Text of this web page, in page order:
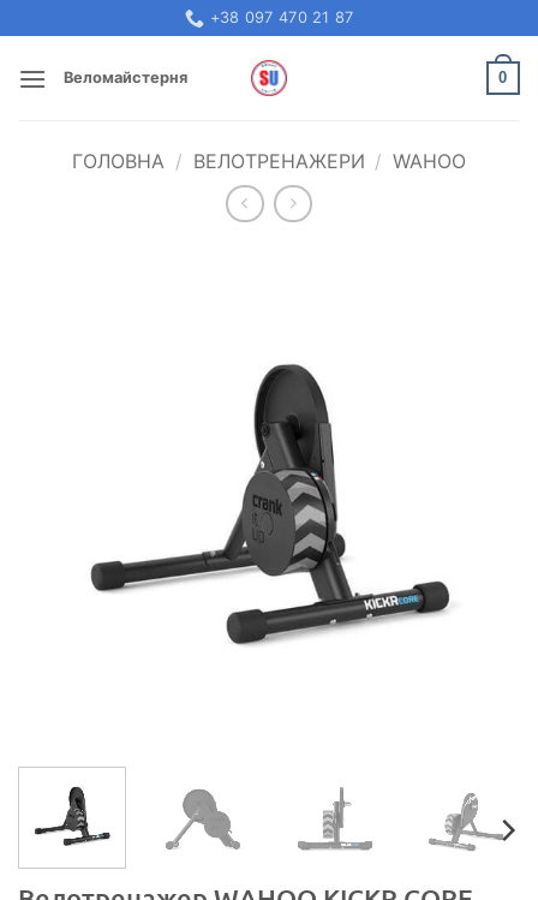
to
content
+38 097 470 21 87
Веломайстерня 0
ГОЛОВНА / ВЕЛОТРЕНАЖЕРИ / WAHOO